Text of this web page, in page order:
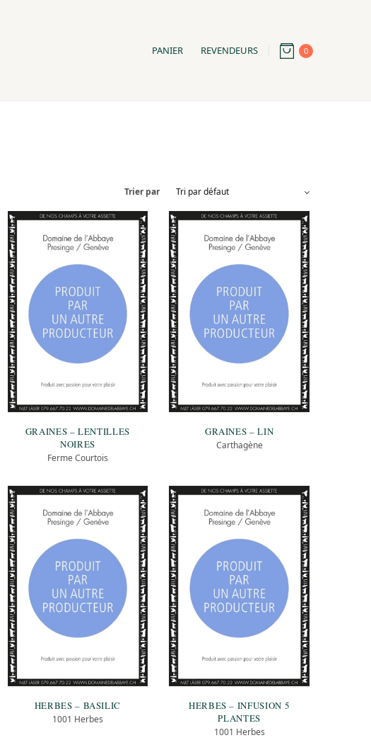
PANIER REVENDEURS 0
Trier par
GRAINES – LENTILLES
NOIRES
Ferme Courtois
GRAINES – LIN
Carthagène
HERBES – BASILIC
1001 Herbes
HERBES – INFUSION 5
PLANTES
1001 Herbes